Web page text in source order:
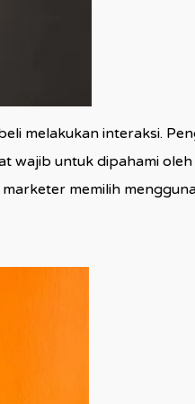
melakukan interaksi.
wajib untuk dipahami
memilih